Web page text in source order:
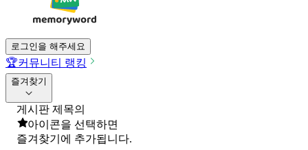
로그인을 해주세요
🏆커뮤니티 랭킹
즐겨찾기
게시판 제목의
아이콘을 선택하면
즐겨찾기에 추가됩니다.